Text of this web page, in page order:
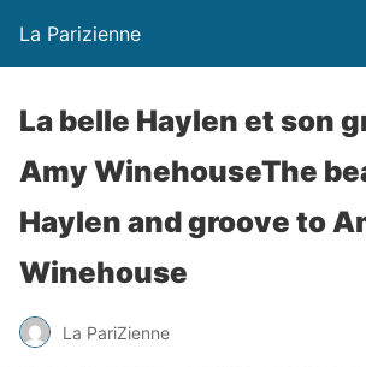
La Parizienne
La belle Haylen et son
Amy WinehouseThe
Haylen and groove to
Winehouse
La PariZienne